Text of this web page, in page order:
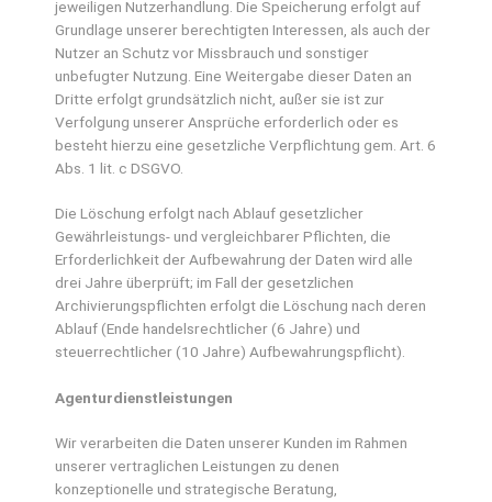
jeweiligen Nutzerhandlung. Die Speicherung erfolgt auf
Grundlage unserer berechtigten Interessen, als auch der
Nutzer an Schutz vor Missbrauch und sonstiger
unbefugter Nutzung. Eine Weitergabe dieser Daten an
Dritte erfolgt grundsätzlich nicht, außer sie ist zur
Verfolgung unserer Ansprüche erforderlich oder es
besteht hierzu eine gesetzliche Verpflichtung gem. Art. 6
Abs. 1 lit. c DSGVO.
Die Löschung erfolgt nach Ablauf gesetzlicher
Gewährleistungs- und vergleichbarer Pflichten, die
Erforderlichkeit der Aufbewahrung der Daten wird alle
drei Jahre überprüft; im Fall der gesetzlichen
Archivierungspflichten erfolgt die Löschung nach deren
Ablauf (Ende handelsrechtlicher (6 Jahre) und
steuerrechtlicher (10 Jahre) Aufbewahrungspflicht).
Agenturdienstleistungen
Wir verarbeiten die Daten unserer Kunden im Rahmen
unserer vertraglichen Leistungen zu denen
konzeptionelle und strategische Beratung,